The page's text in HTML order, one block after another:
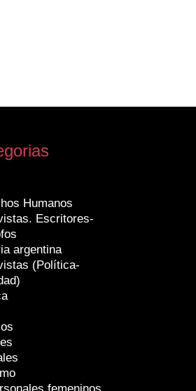
Humanos
Escritores-
argentina
(Política-